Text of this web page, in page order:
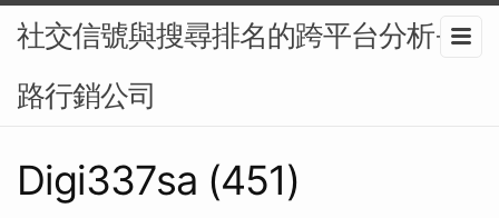
社交信號與搜尋排名的跨平台分析-網
路行銷公司
Digi337sa (451)